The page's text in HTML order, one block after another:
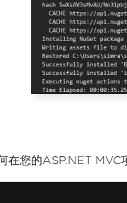
在您的ASP.NET MVC